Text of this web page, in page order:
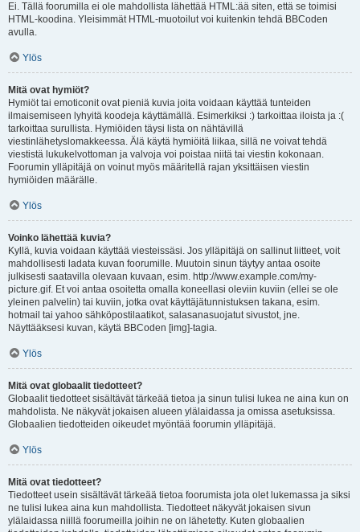
Ei. Tällä foorumilla ei ole mahdollista lähettää HTML:ää siten, että se toimisi
HTML-koodina. Yleisimmät HTML-muotoilut voi kuitenkin tehdä BBCoden
avulla.
Ylös
Mitä ovat hymiöt?
Hymiöt tai emoticonit ovat pieniä kuvia joita voidaan käyttää tunteiden
ilmaisemiseen lyhyitä koodeja käyttämällä. Esimerkiksi :) tarkoittaa iloista ja :(
tarkoittaa surullista. Hymiöiden täysi lista on nähtävillä
viestinlähetyslomakkeessa. Älä käytä hymiöitä liikaa, sillä ne voivat tehdä
viestistä lukukelvottoman ja valvoja voi poistaa niitä tai viestin kokonaan.
Foorumin ylläpitäjä on voinut myös määritellä rajan yksittäisen viestin
hymiöiden määrälle.
Ylös
Voinko lähettää kuvia?
Kyllä, kuvia voidaan käyttää viesteissäsi. Jos ylläpitäjä on sallinut liitteet, voit
mahdollisesti ladata kuvan foorumille. Muutoin sinun täytyy antaa osoite
julkisesti saatavilla olevaan kuvaan, esim. http://www.example.com/my-
picture.gif. Et voi antaa osoitetta omalla koneellasi oleviin kuviin (ellei se ole
yleinen palvelin) tai kuviin, jotka ovat käyttäjätunnistuksen takana, esim.
hotmail tai yahoo sähköpostilaatikot, salasanasuojatut sivustot, jne.
Näyttääksesi kuvan, käytä BBCoden [img]-tagia.
Ylös
Mitä ovat globaalit tiedotteet?
Globaalit tiedotteet sisältävät tärkeää tietoa ja sinun tulisi lukea ne aina kun on
mahdolista. Ne näkyvät jokaisen alueen ylälaidassa ja omissa asetuksissa.
Globaalien tiedotteiden oikeudet myöntää foorumin ylläpitäjä.
Ylös
Mitä ovat tiedotteet?
Tiedotteet usein sisältävät tärkeää tietoa foorumista jota olet lukemassa ja siksi
ne tulisi lukea aina kun mahdollista. Tiedotteet näkyvät jokaisen sivun
ylälaidassa niillä foorumeilla joihin ne on lähetetty. Kuten globaalien